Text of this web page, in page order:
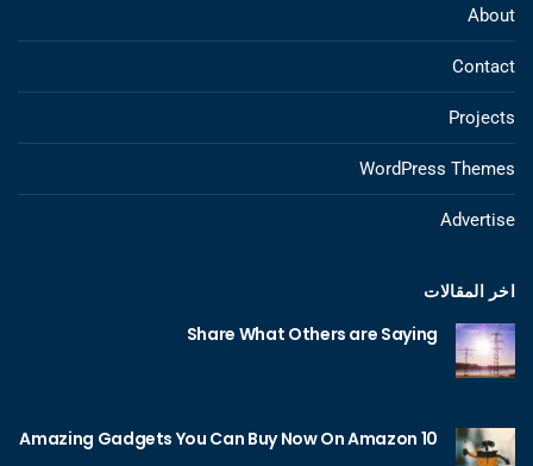
About
Contact
Projects
WordPress Themes
Advertise
اخر المقالات
Share What Others are Saying
10 Amazing Gadgets You Can Buy Now On Amazon